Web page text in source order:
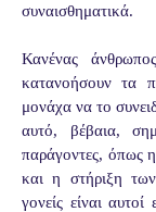
συναισθηματικά.
Κανένας
κατανοήσουν τα
μονάχα να το
αυτό, βέβαια,
παράγοντες, όπως
και η στήριξη
γονείς είναι